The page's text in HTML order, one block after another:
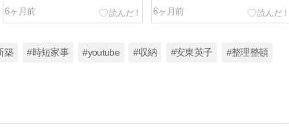
6ヶ月前
6ヶ月前
築 #時短家事 #youtube #収納 #安東英子 #整理整頓